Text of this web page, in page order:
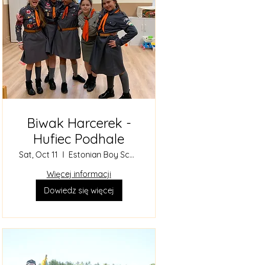
Biwak Harcerek -
Hufiec Podhale
Sat, Oct 11
Estonian Boy Scouts Camp
Więcej informacji
Dowiedz się więcej